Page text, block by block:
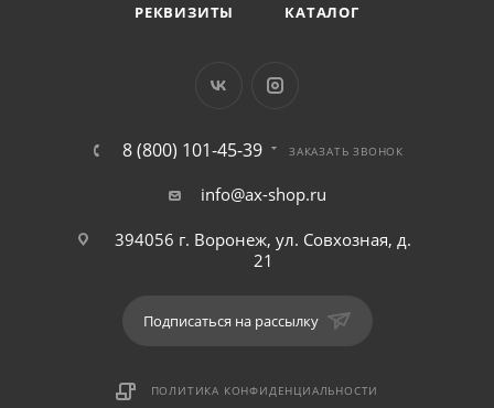
РЕКВИЗИТЫ КАТАЛОГ
8 (800) 101-45-39 ЗАКАЗАТЬ ЗВОНОК
info@ax-shop.ru
394056 г. Воронеж, ул. Совхозная, д.
21
Подписаться на рассылку
ПОЛИТИКА КОНФИДЕНЦИАЛЬНОСТИ